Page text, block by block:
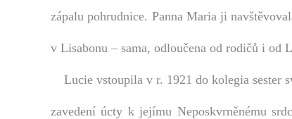
zápalu pohrudnice. Panna Maria ji
v Lisabonu – sama, odloučena od rodičů i od
Lucie vstoupila v r. 1921 do kolegia sester
zavedení úcty k jejímu Neposkvrněnému